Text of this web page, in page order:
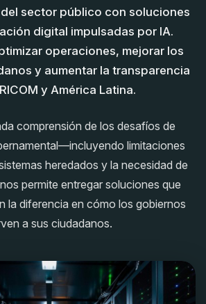
sector público con soluciones
digital impulsadas por IA.
operaciones, mejorar los
y aumentar la transparencia
y América Latina.
comprensión de los desafíos de
limitaciones
heredados y la necesidad de
permite entregar soluciones que
la diferencia en cómo los gobiernos
a sus ciudadanos.